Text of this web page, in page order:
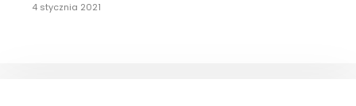
4 stycznia 2021